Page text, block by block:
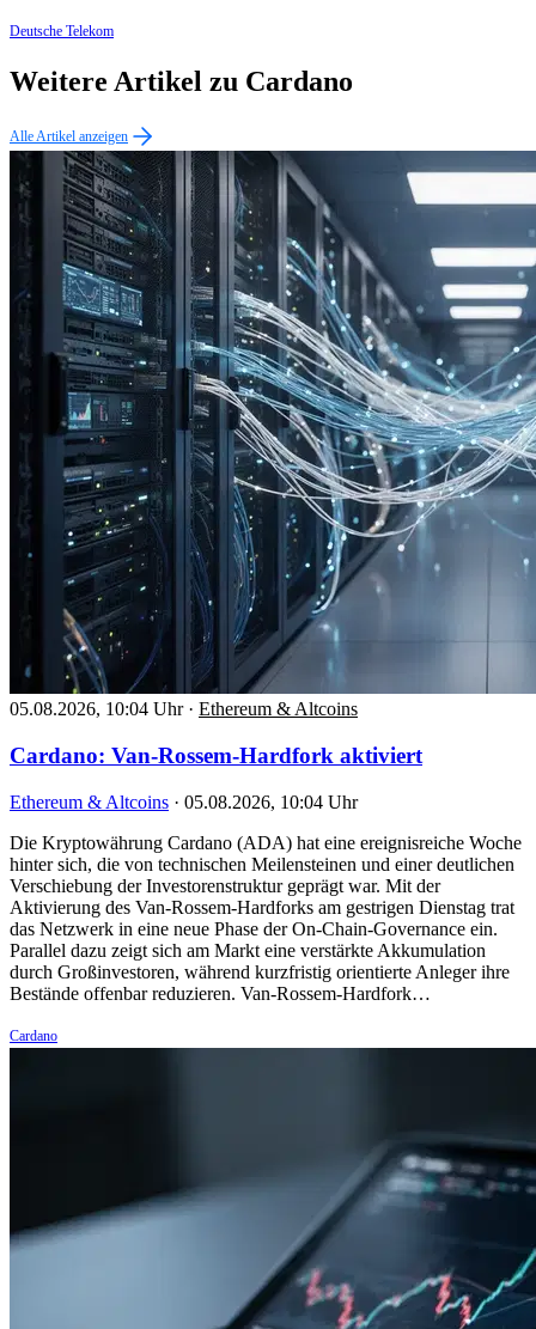
Deutsche Telekom
Weitere Artikel zu Cardano
Alle Artikel anzeigen
05.08.2026, 10:04 Uhr · Ethereum & Altcoins
Cardano: Van-Rossem-Hardfork aktiviert
Ethereum & Altcoins · 05.08.2026, 10:04 Uhr
Die Kryptowährung Cardano (ADA) hat eine ereignisreiche Woche
hinter sich, die von technischen Meilensteinen und einer deutlichen
Verschiebung der Investorenstruktur geprägt war. Mit der
Aktivierung des Van-Rossem-Hardforks am gestrigen Dienstag trat
das Netzwerk in eine neue Phase der On-Chain-Governance ein.
Parallel dazu zeigt sich am Markt eine verstärkte Akkumulation
durch Großinvestoren, während kurzfristig orientierte Anleger ihre
Bestände offenbar reduzieren. Van-Rossem-Hardfork…
Cardano